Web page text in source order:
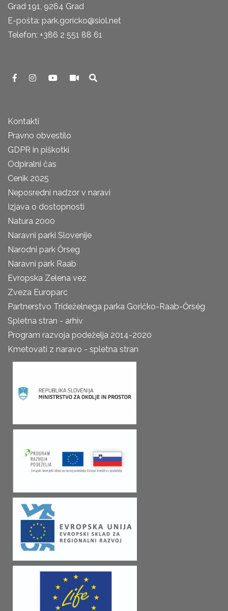
Grad 191, 9264 Grad
E-pošta: park.goricko@siol.net
Telefon: +386 2 551 88 61
Kontakti
Pravno obvestilo
GDPR in piškotki
Odpiralni čas
Cenik 2025
Neposredni nadzor v naravi
Izjava o dostopnosti
Natura 2000
Naravni parki Slovenije
Narodni park Őrseg
Naravni park Raab
Evropska Zelena vez
Zveza Europarc
Partnerstvo Trideželnega parka Goričko-Raab-Őrség
Spletna stran - arhiv
Program razvoja podeželja 2014-2020
Kmetovati z naravo - spletna stran